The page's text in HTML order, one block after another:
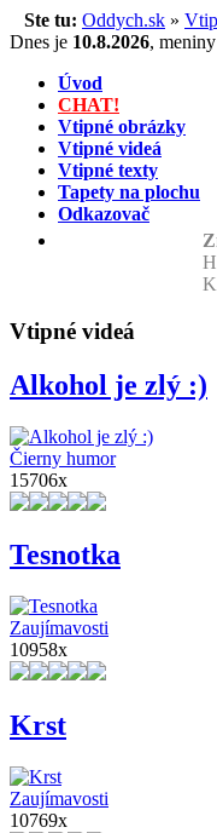
Ste tu: Oddych.sk »
Dnes je 10.8.2026,
Úvod
CHAT!
Vtipné obrázky
Vtipné videá
Vtipné texty
Tapety na plochu
Odkazovač
Vtipné videá
Alkohol je zlý :)
Čierny humor
15706x
Tesnotka
Zaujímavosti
10958x
Krst
Zaujímavosti
10769x